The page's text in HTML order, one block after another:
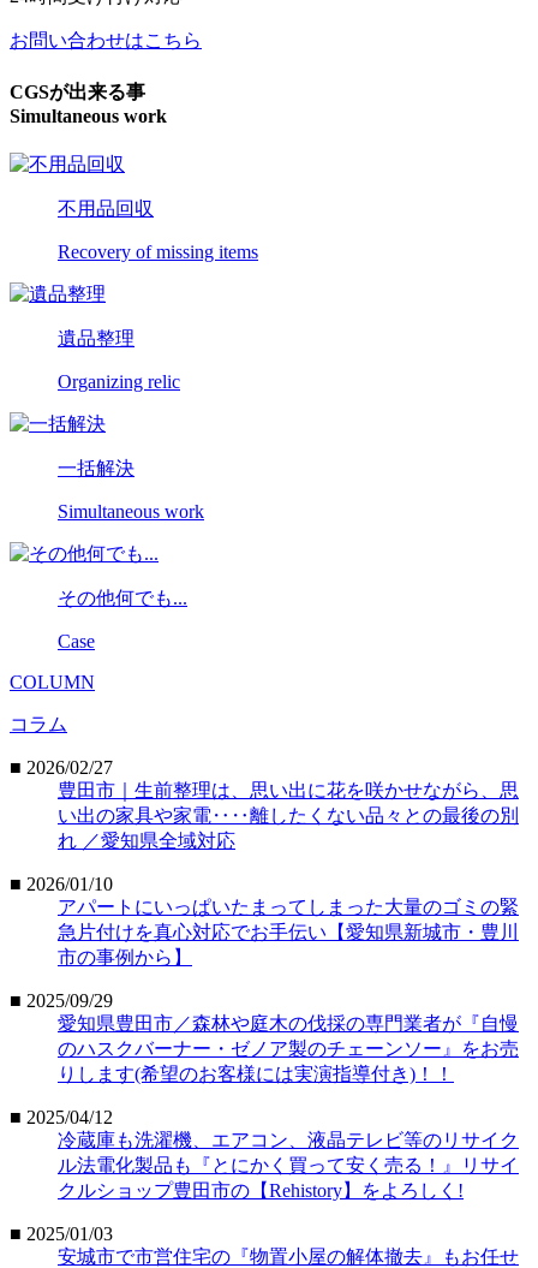
お問い合わせはこちら
CGSが出来る事
Simultaneous work
不用品回収
Recovery of missing items
遺品整理
Organizing relic
一括解決
Simultaneous work
その他何でも...
Case
COLUMN
コラム
■ 2026/02/27
豊田市｜生前整理は、思い出に花を咲かせながら、思
い出の家具や家電‥‥離したくない品々との最後の別
れ ／愛知県全域対応
■ 2026/01/10
アパートにいっぱいたまってしまった大量のゴミの緊
急片付けを真心対応でお手伝い【愛知県新城市・豊川
市の事例から】
■ 2025/09/29
愛知県豊田市／森林や庭木の伐採の専門業者が『自慢
のハスクバーナー・ゼノア製のチェーンソー』をお売
りします(希望のお客様には実演指導付き)！！
■ 2025/04/12
冷蔵庫も洗濯機、エアコン、液晶テレビ等のリサイク
ル法電化製品も『とにかく買って安く売る！』リサイ
クルショップ豊田市の【Rehistory】をよろしく!
■ 2025/01/03
安城市で市営住宅の『物置小屋の解体撤去』もお任せ